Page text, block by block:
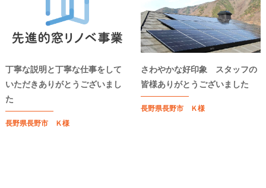
丁寧な説明と丁寧な仕事をして
いただきありがとうございまし
た
長野県長野市 Ｋ様
さわやかな好印象 スタッフの
皆様ありがとうございました
長野県長野市 Ｋ様